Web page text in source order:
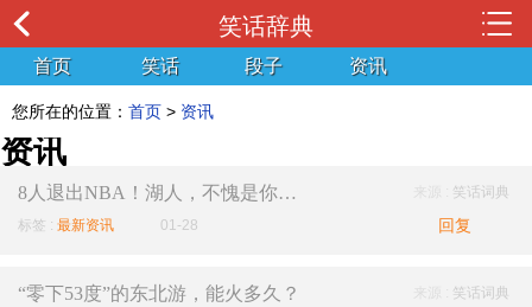
笑话辞典
首页 笑话 段子 资讯
您所在的位置： 首页 > 资讯
资讯
8人退出NBA！湖人，不愧是你…
标签 : 最新资讯 01-28 回复
笑话词典
“零下53度”的东北游，能火多久？ 笑话词典